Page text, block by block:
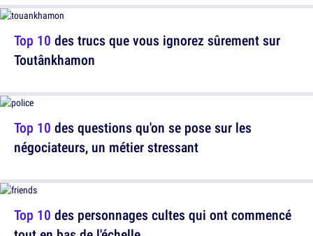
Top 10 des questions qu'on se pose sur les
négociateurs, un métier stressant
Top 10 des trucs que vous ignorez sûrement sur
Toutânkhamon
Top 10 des personnages cultes qui ont commencé